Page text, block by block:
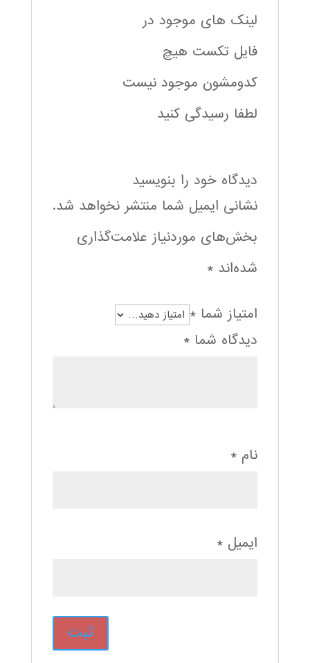
لینک های موجود در
فایل تکست هیچ
کدومشون موجود نیست
لطفا رسیدگی کنید
دیدگاه خود را بنویسید
نشانی ایمیل شما منتشر نخواهد شد.
بخش‌های موردنیاز علامت‌گذاری
شده‌اند *
امتیاز شما *
دیدگاه شما *
نام *
ایمیل *